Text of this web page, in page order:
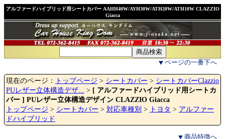
アルファードハイブリッド用シートカバー AAHH40W/AYH30W/ATH20W/ATH10W CLAZZIO
Giacca
ページの一番下へ
現在のページ： トップページ > シートカバー > シートカバーClazzio
PUレザー立体構造デザ... > [ アルファードハイブリッド用シートカ
バー ] PUレザー立体構造デザイン CLAZZIO Giacca
トップページ > シートカバー > 対応車種別 > トヨタ > アルファー
ドハイブリッド
商品特徴へ